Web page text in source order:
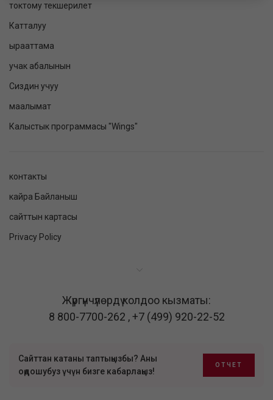
токтому текшерилет
Катталуу
ырааттама
учак абалынын
Сиздин учуу
маалымат
Калыстык программасы "Wings"
контакты
кайра Байланыш
сайттын картасы
Privacy Policy
Жүргүнчүлөрдү колдоо кызматы:
8 800-7700-262 ,+7 (499) 920-22-52
Сайттан катаны таптыңызбы? Аны
оңдошубуз үчүн бизге кабарлаңыз!
ОТЧЕТ